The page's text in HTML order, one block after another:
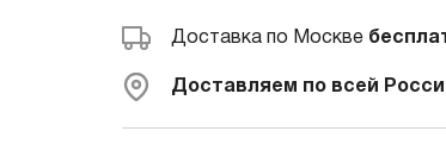
Доставка по Москве
Доставляем по всей